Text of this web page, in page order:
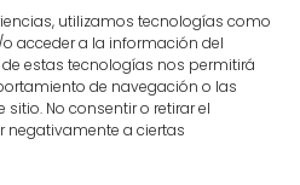
utilizamos tecnologías como
acceder a la información del
estas tecnologías nos permitirá
de navegación o las
No consentir o retirar el
negativamente a ciertas